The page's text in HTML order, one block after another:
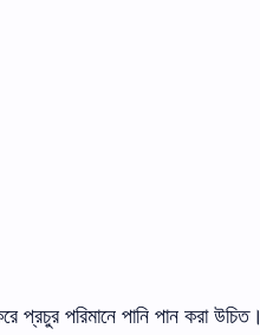
প্রচুর পরিমানে পানি পান করা উচিত।